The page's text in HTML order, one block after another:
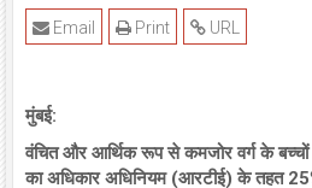
URL
Print
Email
मुंबई:
वंचित और आर्थिक रूप से कमजोर वर्ग के बच्चों
का अधिकार अधिनियम (आरटीई) के तहत